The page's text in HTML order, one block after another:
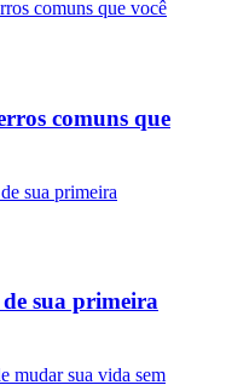
comuns que
sua primeira